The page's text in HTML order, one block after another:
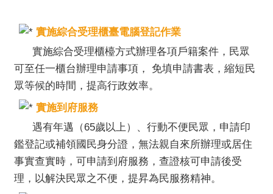
資
民
意
流
相
關
連
結
實施綜合受理櫃臺電腦登記作業
實施綜合受理櫃檯方式辦理各項戶籍案件，民眾
可至任一櫃台辦理申請事項， 免填申請書表，縮短民
眾等候的時間，提高行政效率。
實施到府服務
遇有年邁（65歲以上）、行動不便民眾，申請印
鑑登記或補領國民身分證，無法親自來所辦理或居住
事實查實時，可申請到府服務，查證核可申請後受
理，以解決民眾之不便，提昇為民服務精神。